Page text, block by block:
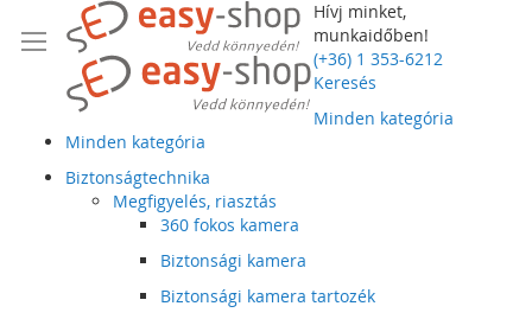
Hívj minket,
munkaidőben!
(+36) 1 353-6212
Keresés
Minden kategória
Minden kategória
Biztonságtechnika
Megfigyelés, riasztás
360 fokos kamera
Biztonsági kamera
Biztonsági kamera tartozék